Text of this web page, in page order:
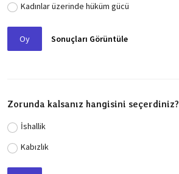
Kadınlar üzerinde hüküm gücü
Oy Sonuçları Görüntüle
Zorunda kalsanız hangisini seçerdiniz?
İshallik
Kabızlık